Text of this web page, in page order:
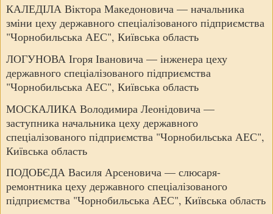
КАЛЕДІЛА Віктора Македоновича — начальника
зміни цеху державного спеціалізованого підприємства
"Чорнобильська АЕС", Київська область
ЛОГУНОВА Ігоря Івановича — інженера цеху
державного спеціалізованого підприємства
"Чорнобильська АЕС", Київська область
МОСКАЛИКА Володимира Леонідовича —
заступника начальника цеху державного
спеціалізованого підприємства "Чорнобильська АЕС",
Київська область
ПОДОБЄДА Василя Арсеновича — слюсаря-
ремонтника цеху державного спеціалізованого
підприємства "Чорнобильська АЕС", Київська область